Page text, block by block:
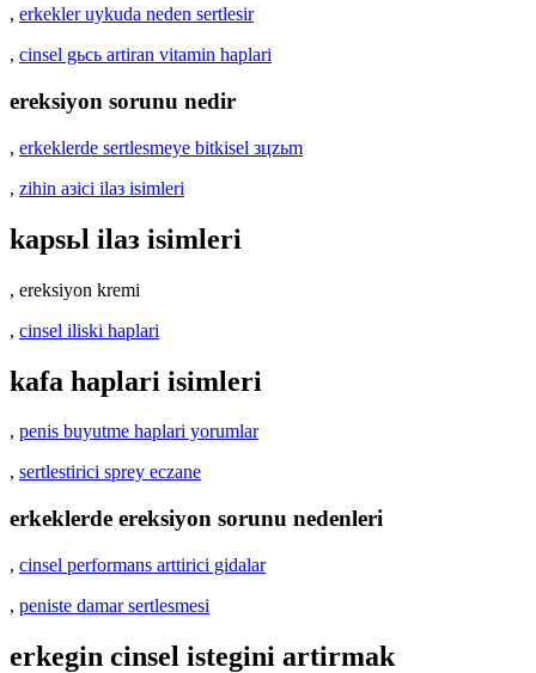
, erkekler uykuda neden sertlesir
, cinsel gьcь artiran vitamin haplari
ereksiyon sorunu nedir
, erkeklerde sertlesmeye bitkisel зцzьm
, zihin aзici ilaз isimleri
kapsьl ilaз isimleri
, ereksiyon kremi
, cinsel iliski haplari
kafa haplari isimleri
, penis buyutme haplari yorumlar
, sertlestirici sprey eczane
erkeklerde ereksiyon sorunu nedenleri
, cinsel performans arttirici gidalar
, peniste damar sertlesmesi
erkegin cinsel istegini artirmak